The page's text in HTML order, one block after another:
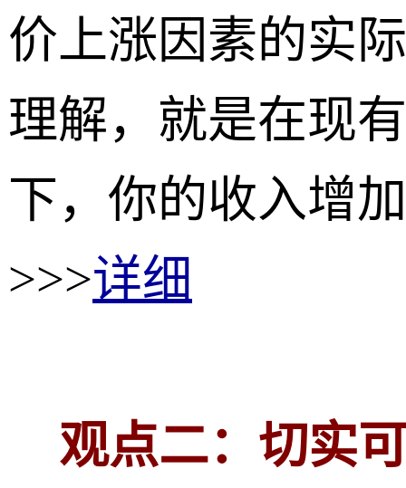
价上涨因素的实
理解，就是在现
下，你的收入增
>>>详细
观点二：切实